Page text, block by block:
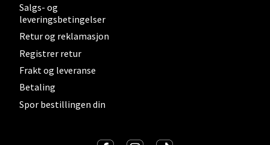
Salgs- og
leveringsbetingelser
Retur og reklamasjon
Registrer retur
Frakt og leveranse
Betaling
Spor bestillingen din
Skarvøyveien 55, 4517 Mandal
Åpent i dag 10-18
0 i butikk